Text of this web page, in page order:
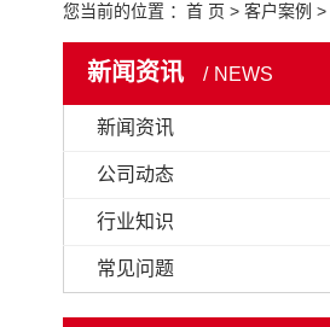
您当前的位置 ： 首 页 > 客户案例 >
新闻资讯 NEWS
新闻资讯
公司动态
行业知识
常见问题